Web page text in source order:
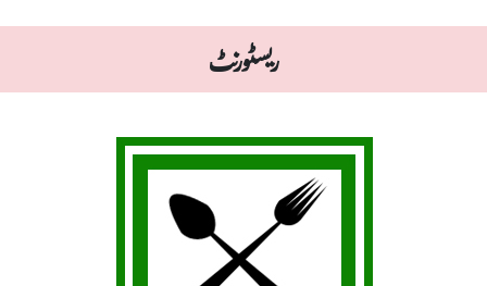
ریسٹورنٹ